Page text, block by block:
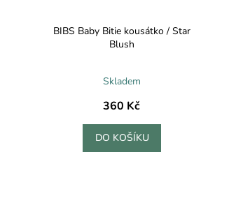
BIBS Baby Bitie kousátko / Star
Blush
Skladem
360 Kč
DO KOŠÍKU